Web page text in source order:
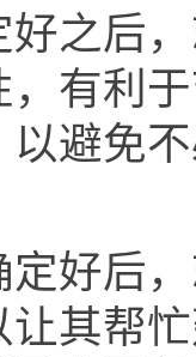
之后
有利
避免
好后
让其帮